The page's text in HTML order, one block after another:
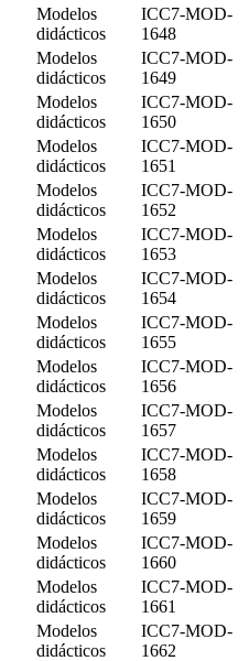
Modelos
didácticos
ICC7-MOD-
1648
Modelos
didácticos
ICC7-MOD-
1649
Modelos
didácticos
ICC7-MOD-
1650
Modelos
didácticos
ICC7-MOD-
1651
Modelos
didácticos
ICC7-MOD-
1652
Modelos
didácticos
ICC7-MOD-
1653
Modelos
didácticos
ICC7-MOD-
1654
Modelos
didácticos
ICC7-MOD-
1655
Modelos
didácticos
ICC7-MOD-
1656
Modelos
didácticos
ICC7-MOD-
1657
Modelos
didácticos
ICC7-MOD-
1658
Modelos
didácticos
ICC7-MOD-
1659
Modelos
didácticos
ICC7-MOD-
1660
Modelos
didácticos
ICC7-MOD-
1661
Modelos
didácticos
ICC7-MOD-
1662